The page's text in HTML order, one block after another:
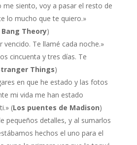
me siento, voy a pasar el resto de
lo mucho que te quiero.»
Theory)
vencido. Te llamé cada noche.»
cincuenta y tres días. Te
Things)
en que he estado y las fotos
mi vida me han estado
(Los puentes de Madison)
pequeños detalles, y al sumarlos
hechos el uno para el